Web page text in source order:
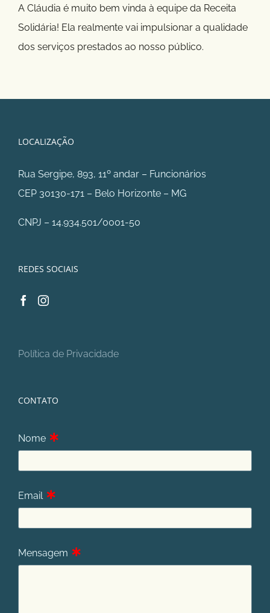
A Cláudia é muito bem vinda à equipe da Receita
Solidária! Ela realmente vai impulsionar a qualidade
dos serviços prestados ao nosso público.
LOCALIZAÇÃO
Rua Sergipe, 893, 11º andar – Funcionários
CEP 30130-171 – Belo Horizonte – MG
CNPJ – 14.934.501/0001-50
REDES SOCIAIS
Política de Privacidade
CONTATO
Nome ∗
Email ∗
Mensagem ∗